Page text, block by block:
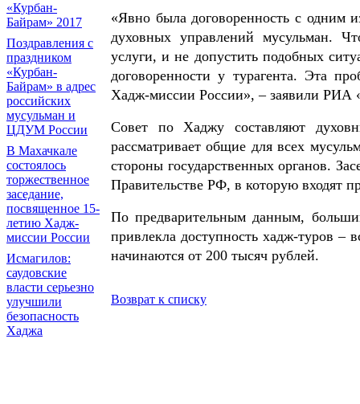
«Курбан-
Байрам» 2017
Поздравления с
праздником
«Курбан-
Байрам» в адрес
российских
мусульман и
ЦДУМ России
В Махачкале
состоялось
торжественное
заседание,
посвященное 15-
летию Хадж-
миссии России
Исмагилов:
саудовские
власти серьезно
улучшили
безопасность
Хаджа
«Явно была договоренность с одним
духовных управлений мусульман.
услуги, и не допустить подобных
договоренности у турагента. Эта
Хадж-миссии России», – заявили
Совет по Хаджу составляют
рассматривает общие для всех
стороны государственных органов.
Правительстве РФ, в которую входят
По предварительным данным,
привлекла доступность хадж-туров
начинаются от 200 тысяч рублей.
Возврат к списку